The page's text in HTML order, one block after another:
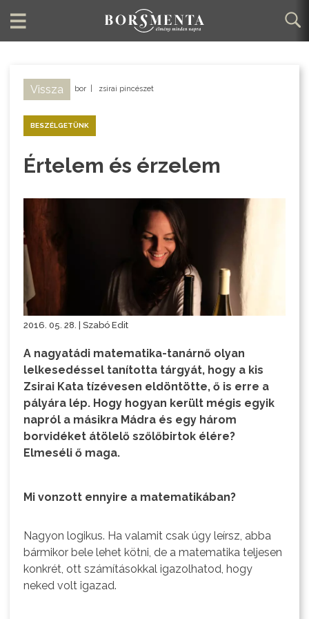
Vissza bor zsirai pincészet
BESZÉLGETÜNK
Értelem és érzelem
2016. 05. 28. | Szabó Edit
A nagyatádi matematika-tanárnő olyan
lelkesedéssel tanította tárgyát, hogy a kis
Zsirai Kata tízévesen eldöntötte, ő is erre a
pályára lép. Hogy hogyan került mégis egyik
napról a másikra Mádra és egy három
borvidéket átölelő szőlőbirtok élére?
Elmeséli ő maga.
Mi vonzott ennyire a matematikában?
Nagyon logikus. Ha valamit csak úgy leírsz, abba
bármikor bele lehet kötni, de a matematika teljesen
konkrét, ott számításokkal igazolhatod, hogy
neked volt igazad.